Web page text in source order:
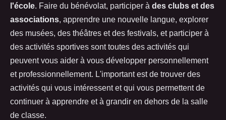
l'école. Faire du bénévolat, participer à des clubs et des
associations, apprendre une nouvelle langue, explorer
des musées, des théâtres et des festivals, et participer à
des activités sportives sont toutes des activités qui
peuvent vous aider à vous développer personnellement
et professionnellement. L'important est de trouver des
activités qui vous intéressent et qui vous permettent de
continuer à apprendre et à grandir en dehors de la salle
de classe.